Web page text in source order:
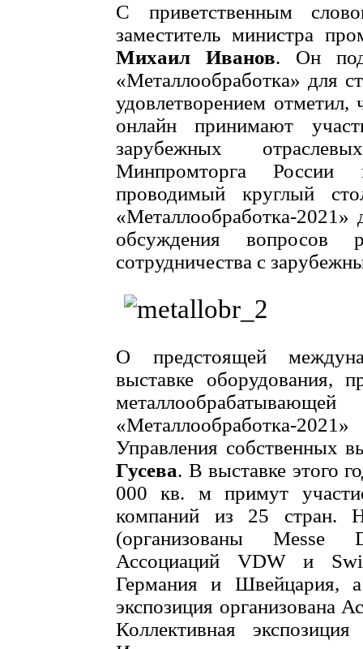
С приветственным
заместитель министра
Михаил Иванов. Он
«Металлообработка» для
удовлетворением
онлайн принимают
зарубежных
Минпромторга России
проводимый круглый
«Металлообработка-
обсуждения вопросов
сотрудничества с
О предстоящей
выставке оборудования,
«Металлообработка-
Управления собственных
Гусева. В выставке этого
000 кв. м примут
компаний из 25 стран.
(организованы Messe
Ассоциаций VDW и
Германия и Швейцария,
экспозиция организована
Коллективная